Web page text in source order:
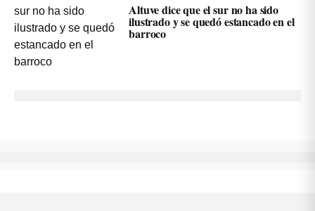
Altuve dice que el sur no ha sido
ilustrado y se quedó estancado en el
barroco